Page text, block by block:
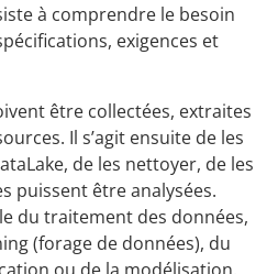
à comprendre le besoin
exigences et
être collectées, extraites
Il s’agit ensuite de les
de les nettoyer, de les
puissent être analysées.
du traitement des données,
(forage de données), du